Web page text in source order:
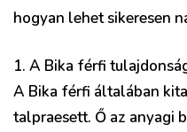
hogyan lehet sikeresen
1. A Bika férfi
A Bika férfi általában
talpraesett. Ő az anyagi